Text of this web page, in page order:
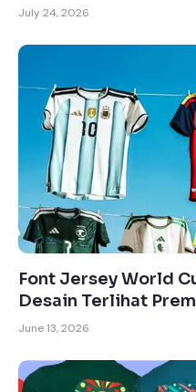
July 24, 2026
Font Jersey World
Desain Terlihat
June 13, 2026